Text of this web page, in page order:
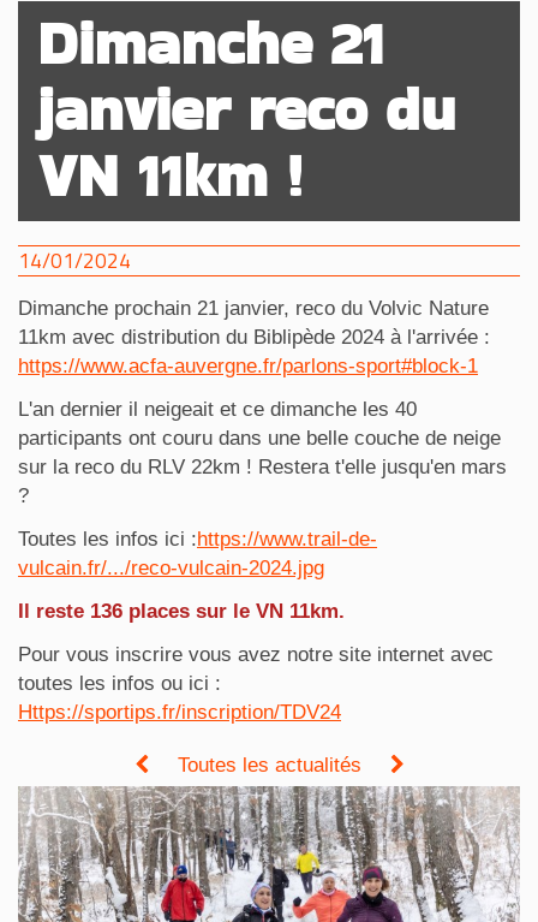
Dimanche 21
janvier reco du
VN 11km !
14/01/2024
Dimanche prochain 21 janvier, reco du Volvic Nature
11km avec distribution du Biblipède 2024 à l'arrivée :
https://www.acfa-auvergne.fr/parlons-sport#block-1
L'an dernier il neigeait et ce dimanche les 40
participants ont couru dans une belle couche de neige
sur la reco du RLV 22km ! Restera t'elle jusqu'en mars
?
Toutes les infos ici :https://www.trail-de-
vulcain.fr/.../reco-vulcain-2024.jpg
Il reste 136 places sur le VN 11km.
Pour vous inscrire vous avez notre site internet avec
toutes les infos ou ici :
Https://sportips.fr/inscription/TDV24
Toutes les actualités